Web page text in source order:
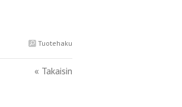
Tuotehaku
« Takaisin